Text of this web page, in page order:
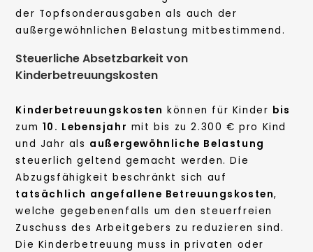
der Topfsonderausgaben als auch der
außergewöhnlichen Belastung mitbestimmend.
Steuerliche Absetzbarkeit von
Kinderbetreuungskosten
Kinderbetreuungskosten können für Kinder bis
zum 10. Lebensjahr mit bis zu 2.300 € pro Kind
und Jahr als außergewöhnliche Belastung
steuerlich geltend gemacht werden. Die
Abzugsfähigkeit beschränkt sich auf
tatsächlich angefallene Betreuungskosten,
welche gegebenenfalls um den steuerfreien
Zuschuss des Arbeitgebers zu reduzieren sind.
Die Kinderbetreuung muss in privaten oder